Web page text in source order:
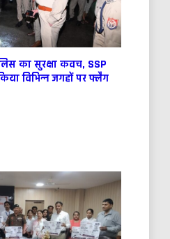
का सुरक्षा कवच, SSP
विभिन्न जगहों पर फ्लैग